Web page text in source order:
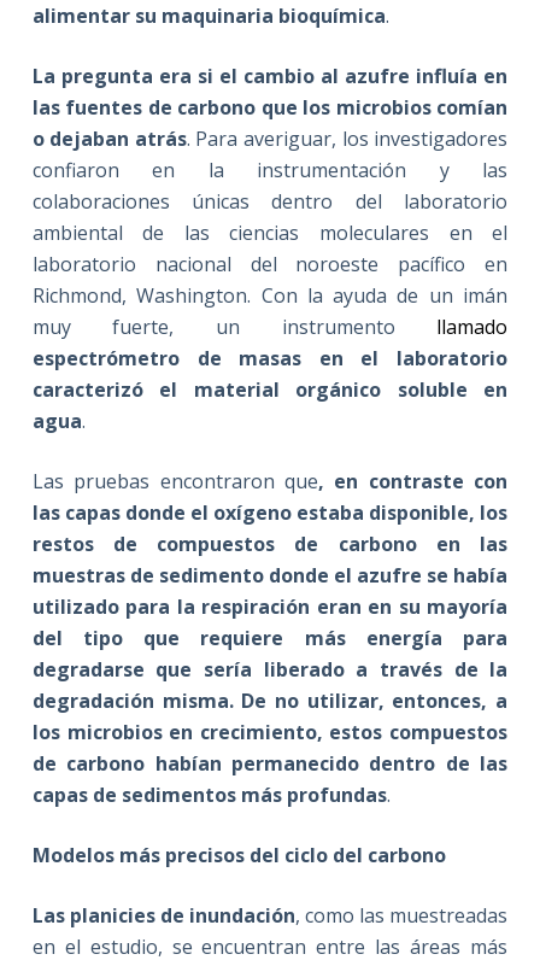
alimentar su maquinaria bioquímica.
La pregunta era si el cambio al azufre influía en
las fuentes de carbono que los microbios comían
o dejaban atrás. Para averiguar, los investigadores
confiaron en la instrumentación y las
colaboraciones únicas dentro del laboratorio
ambiental de las ciencias moleculares en el
laboratorio nacional del noroeste pacífico en
Richmond, Washington. Con la ayuda de un imán
muy fuerte, un instrumento llamado
espectrómetro de masas en el laboratorio
caracterizó el material orgánico soluble en
agua.
Las pruebas encontraron que, en contraste con
las capas donde el oxígeno estaba disponible, los
restos de compuestos de carbono en las
muestras de sedimento donde el azufre se había
utilizado para la respiración eran en su mayoría
del tipo que requiere más energía para
degradarse que sería liberado a través de la
degradación misma. De no utilizar, entonces, a
los microbios en crecimiento, estos compuestos
de carbono habían permanecido dentro de las
capas de sedimentos más profundas.
Modelos más precisos del ciclo del carbono
Las planicies de inundación, como las muestreadas
en el estudio, se encuentran entre las áreas más